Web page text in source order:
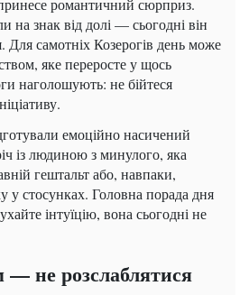
романтичний сюрприз.
на знак від долі — сьогодні він
Для самотніх Козерогів день може
яке переросте у щось
наголошують: не бійтеся
емоційно насичений
із людиною з минулого, яка
гештальт або, навпаки,
у стосунках. Головна порада дня
інтуїцію, вона сьогодні не
не розслаблятися